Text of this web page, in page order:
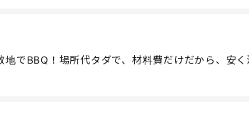
地でBBQ！場所代タダで、材料費だけだから、安